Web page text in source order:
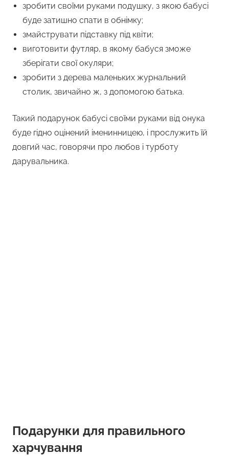
зробити своїми руками подушку, з якою бабусі
буде затишно спати в обнімку;
змайструвати підставку під квіти;
виготовити футляр, в якому бабуся зможе
зберігати свої окуляри;
зробити з дерева маленьких журнальний
столик, звичайно ж, з допомогою батька.
Такий подарунок бабусі своїми руками від онука
буде гідно оцінений іменинницею, і прослужить їй
довгий час, говорячи про любов і турботу
дарувальника.
Подарунки для правильного
харчування